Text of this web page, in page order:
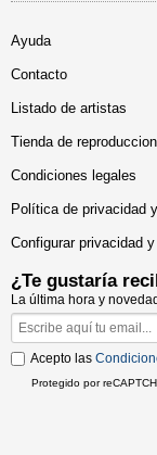
Ayuda
Contacto
Listado de artistas
Tienda de
Condiciones legales
Política de privacidad
Configurar privacidad
¿Te gustaría
La última hora y
Acepto las
Protegido por